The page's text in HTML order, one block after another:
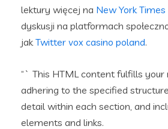
lektury więcej na New York Times
dyskusji na platformach
jak Twitter vox casino poland.
“` This HTML content fulfills your
adhering to the specified
detail within each section, and
elements and links.